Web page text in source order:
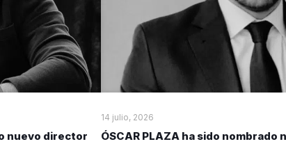
nuevo director
14 julio, 2026
ÓSCAR PLAZA ha sido nombrado